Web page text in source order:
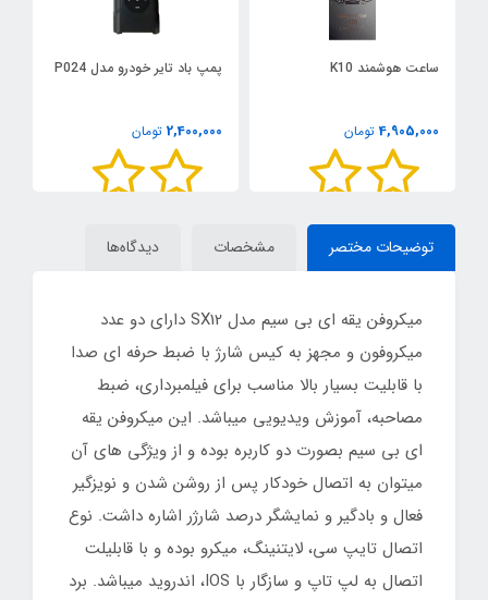
ساعت هوشمند K10
4,905,000 تومان
پمپ باد تایر خودرو مدل P024
2,400,000 تومان
توضیحات مختصر مشخصات دیدگاه‌ها
میکروفن یقه ای بی سیم مدل SX12 دارای دو عدد
میکروفون و مجهز به کیس شارژ با ضبط حرفه ای صدا
با قابلیت بسیار بالا مناسب برای فیلمبرداری، ضبط
مصاحبه، آموزش ویدیویی میباشد. این میکروفن یقه
ای بی سیم بصورت دو کاربره بوده و از ویژگی های آن
میتوان به اتصال خودکار پس از روشن شدن و نویزگیر
فعال و بادگیر و نمایشگر درصد شارژر اشاره داشت. نوع
اتصال تایپ سی، لایتنینگ، میکرو بوده و با قابلیلت
اتصال به لپ تاپ و سازگار با IOS، اندروید میباشد. برد